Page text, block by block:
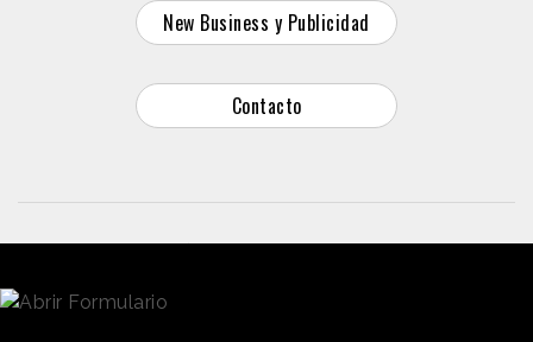
New Business y Publicidad
Contacto
© 2026 Reason Why
Dirección: